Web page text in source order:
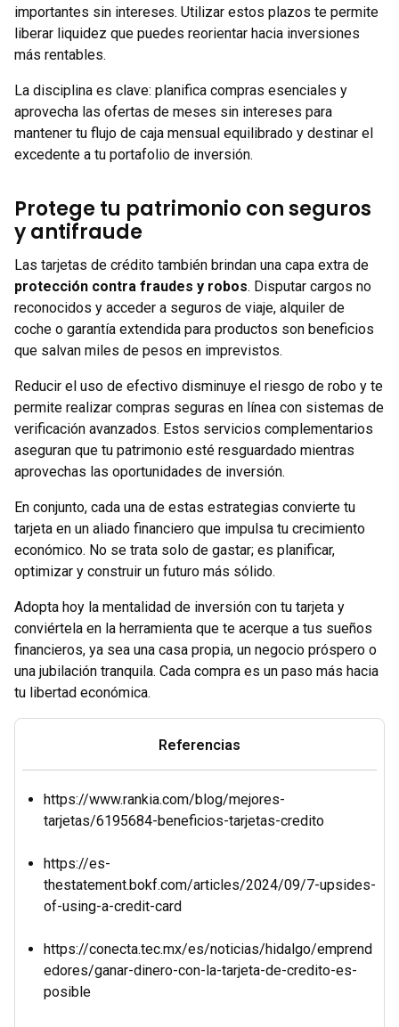
importantes sin intereses. Utilizar estos plazos te permite
liberar liquidez que puedes reorientar hacia inversiones
más rentables.
La disciplina es clave: planifica compras esenciales y
aprovecha las ofertas de meses sin intereses para
mantener tu flujo de caja mensual equilibrado y destinar el
excedente a tu portafolio de inversión.
Protege tu patrimonio con seguros
y antifraude
Las tarjetas de crédito también brindan una capa extra de
protección contra fraudes y robos. Disputar cargos no
reconocidos y acceder a seguros de viaje, alquiler de
coche o garantía extendida para productos son beneficios
que salvan miles de pesos en imprevistos.
Reducir el uso de efectivo disminuye el riesgo de robo y te
permite realizar compras seguras en línea con sistemas de
verificación avanzados. Estos servicios complementarios
aseguran que tu patrimonio esté resguardado mientras
aprovechas las oportunidades de inversión.
En conjunto, cada una de estas estrategias convierte tu
tarjeta en un aliado financiero que impulsa tu crecimiento
económico. No se trata solo de gastar; es planificar,
optimizar y construir un futuro más sólido.
Adopta hoy la mentalidad de inversión con tu tarjeta y
conviértela en la herramienta que te acerque a tus sueños
financieros, ya sea una casa propia, un negocio próspero o
una jubilación tranquila. Cada compra es un paso más hacia
tu libertad económica.
Referencias
https://www.rankia.com/blog/mejores-
tarjetas/6195684-beneficios-tarjetas-credito
https://es-
thestatement.bokf.com/articles/2024/09/7-upsides-
of-using-a-credit-card
https://conecta.tec.mx/es/noticias/hidalgo/emprend
edores/ganar-dinero-con-la-tarjeta-de-credito-es-
posible